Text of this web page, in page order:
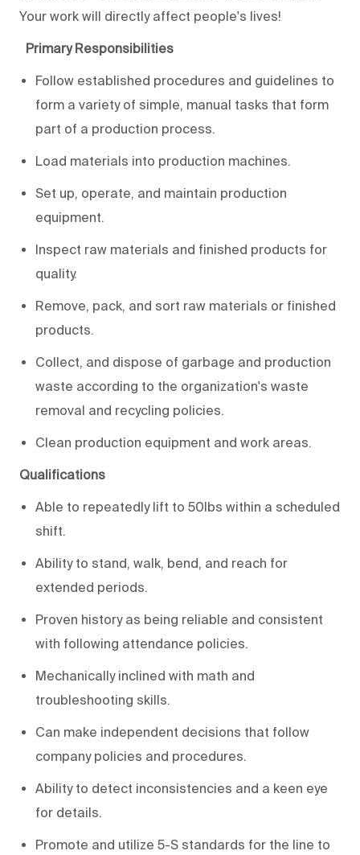
Your work will directly affect people's lives!
Primary Responsibilities
Follow established procedures and guidelines to
form a variety of simple, manual tasks that form
part of a production process.
Load materials into production machines.
Set up, operate, and maintain production
equipment.
Inspect raw materials and finished products for
quality.
Remove, pack, and sort raw materials or finished
products.
Collect, and dispose of garbage and production
waste according to the organization's waste
removal and recycling policies.
Clean production equipment and work areas.
Qualifications
Able to repeatedly lift to 50lbs within a scheduled
shift.
Ability to stand, walk, bend, and reach for
extended periods.
Proven history as being reliable and consistent
with following attendance policies.
Mechanically inclined with math and
troubleshooting skills.
Can make independent decisions that follow
company policies and procedures.
Ability to detect inconsistencies and a keen eye
for details.
Promote and utilize 5-S standards for the line to